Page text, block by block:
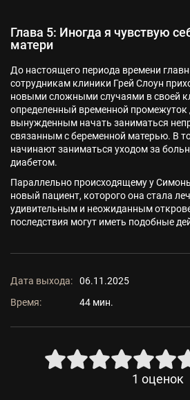
Глава 5: Иногда я чувствую
матери
До настоящего периода времени
сотрудникам клиники Грей Слоун
новыми сложными случаями в своей
определенный временной
вынужденным начать заниматься
связанным с беременной матерью. В
начинают заниматься уходом за
диабетом.
Параллельно происходящему у
новый пациент, которого она стала
удивительным и неожиданным
последствия могут иметь подобные
Дата выхода:
06.11.2025
Время:
44 мин.
1 оценок